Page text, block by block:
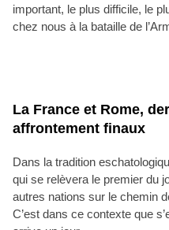
important, le plus difficile, le
chez nous à la bataille de
La France et Rome,
affrontement finaux
Dans la tradition
qui se relèvera le premier du
autres nations sur le chemin
C’est dans ce contexte que